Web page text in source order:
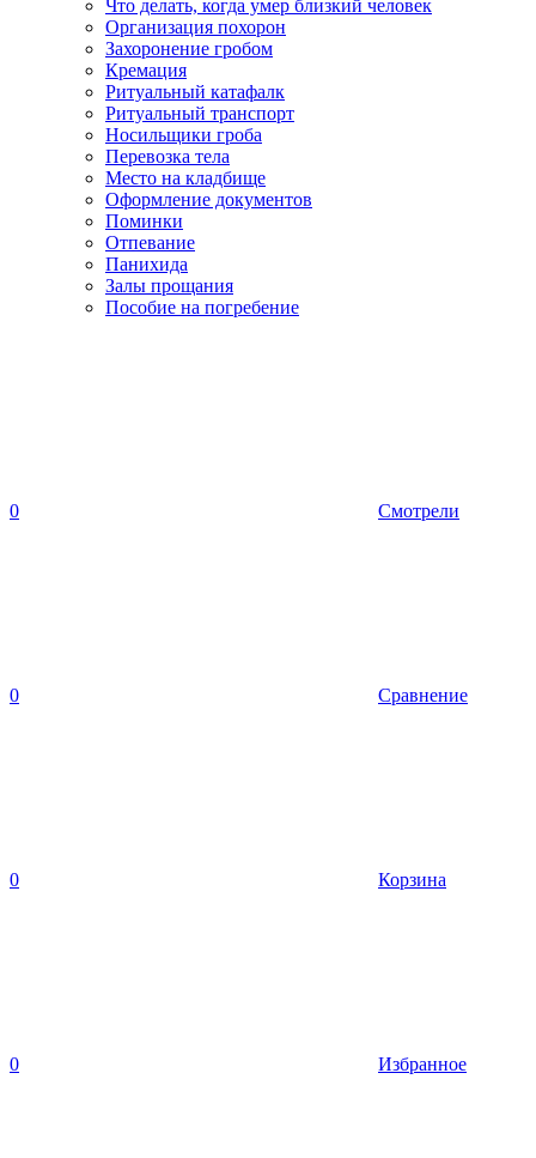
Что делать, когда умер близкий человек
Организация похорон
Захоронение гробом
Кремация
Ритуальный катафалк
Ритуальный транспорт
Носильщики гроба
Перевозка тела
Место на кладбище
Оформление документов
Поминки
Отпевание
Панихида
Залы прощания
Пособие на погребение
0 Смотрели
0 Сравнение
0 Корзина
0 Избранное